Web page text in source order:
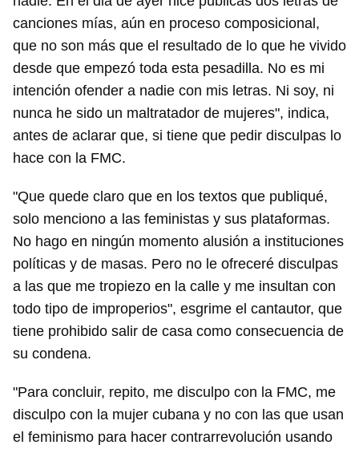
canciones mías, aún en proceso composicional,
que no son más que el resultado de lo que he vivido
desde que empezó toda esta pesadilla. No es mi
intención ofender a nadie con mis letras. Ni soy, ni
nunca he sido un maltratador de mujeres", indica,
antes de aclarar que, si tiene que pedir disculpas lo
hace con la FMC.
"Que quede claro que en los textos que publiqué,
solo menciono a las feministas y sus plataformas.
No hago en ningún momento alusión a instituciones
políticas y de masas. Pero no le ofreceré disculpas
a las que me tropiezo en la calle y me insultan con
todo tipo de improperios", esgrime el cantautor, que
tiene prohibido salir de casa como consecuencia de
su condena.
"Para concluir, repito, me disculpo con la FMC, me
disculpo con la mujer cubana y no con las que usan
el feminismo para hacer contrarrevolución usando